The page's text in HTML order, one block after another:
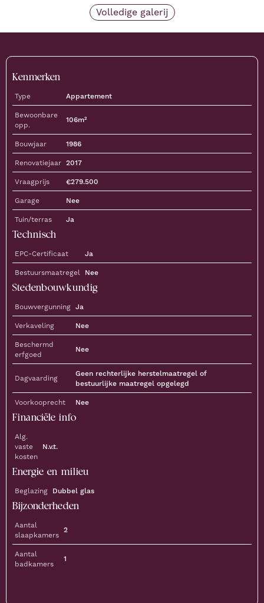
Volledige galerij
Kenmerken
Type Appartement
Bewoonbare
opp.
106m²
Bouwjaar 1986
Renovatiejaar 2017
Vraagprijs €279.500
Garage Nee
Tuin/terras Ja
Technisch
EPC-Certificaat Ja
Bestuursmaatregel Nee
Stedenbouwkundig
Bouwvergunning Ja
Verkaveling Nee
Beschermd
erfgoed
Nee
Dagvaarding
Geen rechterlijke herstelmaatregel of
bestuurlijke maatregel opgelegd
Voorkooprecht Nee
Financiële info
Alg.
vaste
kosten
N.v.t.
Energie en milieu
Beglazing Dubbel glas
Bijzonderheden
Aantal
slaapkamers
2
Aantal
badkamers
1